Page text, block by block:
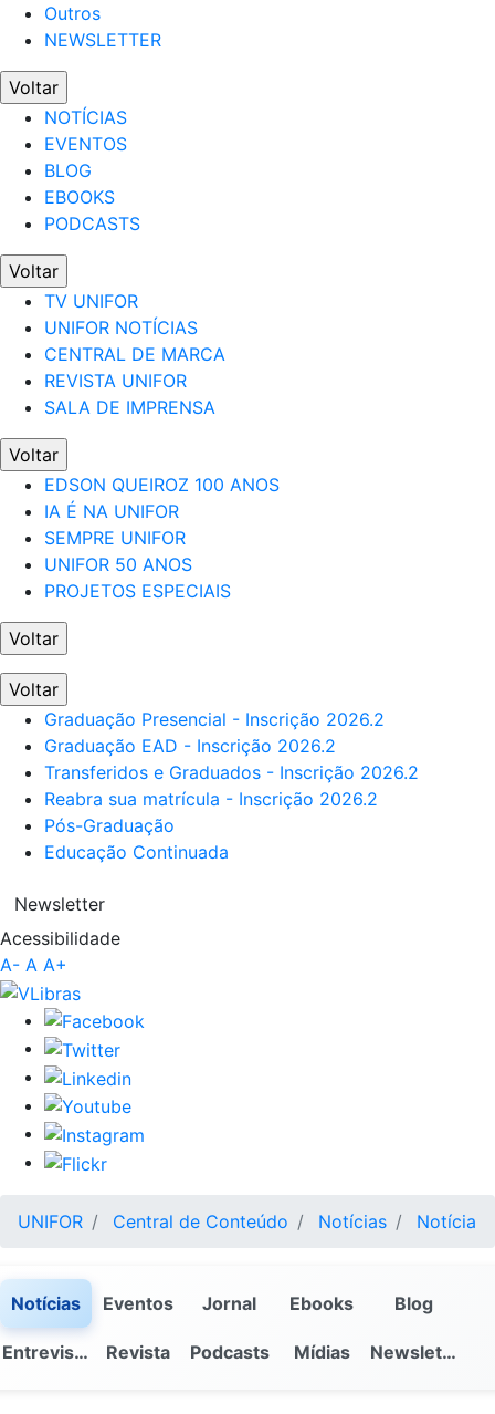
Outros
NEWSLETTER
Voltar
NOTÍCIAS
EVENTOS
BLOG
EBOOKS
PODCASTS
Voltar
TV UNIFOR
UNIFOR NOTÍCIAS
CENTRAL DE MARCA
REVISTA UNIFOR
SALA DE IMPRENSA
Voltar
EDSON QUEIROZ 100 ANOS
IA É NA UNIFOR
SEMPRE UNIFOR
UNIFOR 50 ANOS
PROJETOS ESPECIAIS
Voltar
Voltar
Graduação Presencial - Inscrição 2026.2
Graduação EAD - Inscrição 2026.2
Transferidos e Graduados - Inscrição 2026.2
Reabra sua matrícula - Inscrição 2026.2
Pós-Graduação
Educação Continuada
Newsletter
Acessibilidade
A- A A+
UNIFOR Central de Conteúdo Notícias Notícia
Notícias Eventos Jornal Ebooks Blog
Entrevistas Revista Podcasts Mídias Newsletter